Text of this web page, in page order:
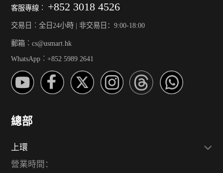
客服專線︰ +852 3018 4526
交易日︰全日24小時 | 非交易日：9:00-18:00
郵箱︰cs@usmart.hk
WhatsApp︰+852 5989 2641
總部
上環
營業時間：